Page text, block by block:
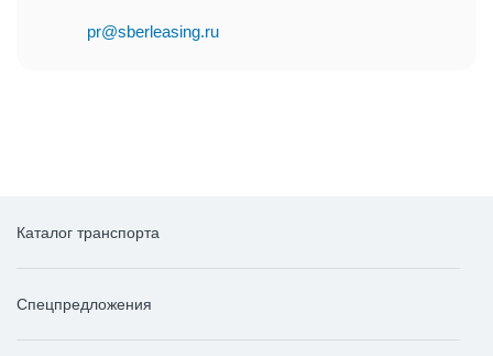
pr@sberleasing.ru
Каталог транспорта
Спецпредложения